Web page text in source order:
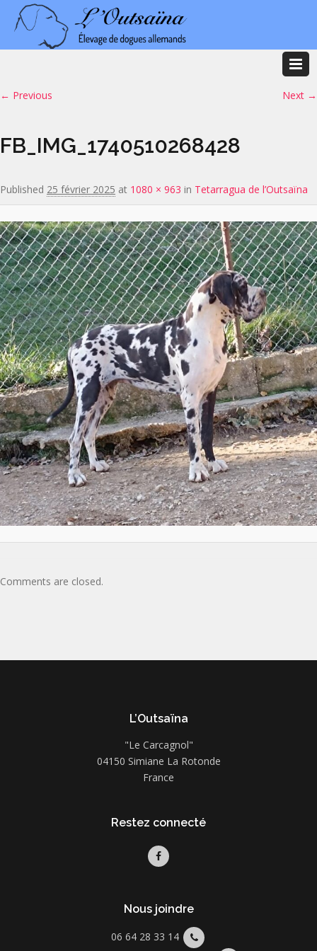
Image navigation
← Previous Next →
FB_IMG_1740510268428
Published 25 février 2025 at 1080 × 963 in Tetarragua de l’Outsaïna
Comments are closed.
L’Outsaïna
"Le Carcagnol"
04150 Simiane La Rotonde
France
Restez connecté
Nous joindre
06 64 28 33 14